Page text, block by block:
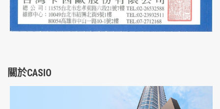
關於CASIO